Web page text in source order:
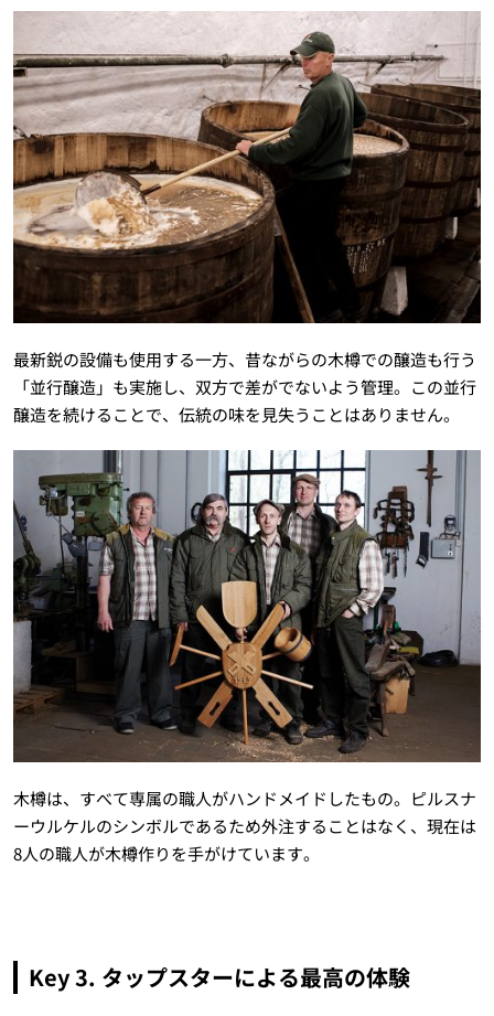
最新鋭の設備も使用する一方、昔ながらの木樽での醸造も行う
「並行醸造」も実施し、双方で差がでないよう管理。この並行
醸造を続けることで、伝統の味を見失うことはありません。
木樽は、すべて専属の職人がハンドメイドしたもの。ピルスナ
ーウルケルのシンボルであるため外注することはなく、現在は
8人の職人が木樽作りを手がけています。
Key 3. タップスターによる最高の体験